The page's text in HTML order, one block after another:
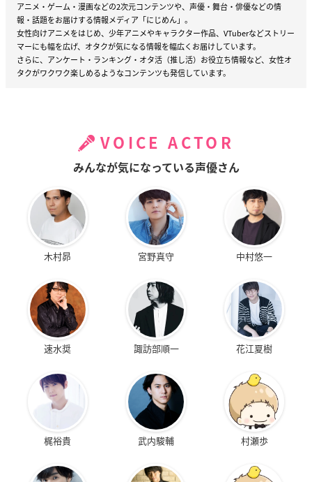
アニメ・ゲーム・漫画などの2次元コンテンツや、声優・舞台・俳優などの情
報・話題をお届けする情報メディア「にじめん」。
女性向けアニメをはじめ、少年アニメやキャラクター作品、VTuberなどストリー
マーにも幅を広げ、オタクが気になる情報を幅広くお届けしています。
さらに、アンケート・ランキング・オタ活（推し活）お役立ち情報など、女性オ
タクがワクワク楽しめるようなコンテンツも発信しています。
VOICE ACTOR
みんなが気になっている声優さん
木村昴 宮野真守 中村悠一
速水奨 諏訪部順一 花江夏樹
梶裕貴 武内駿輔 村瀬歩